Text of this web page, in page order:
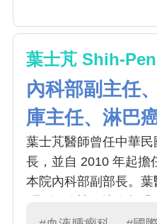
葉士芃 Shih-
內科部副主任
庫主任、淋巴
葉士芃醫師曾任中華
長，並自 2010 年起擔
本院內科部副部長。
長各種癌症化學治療